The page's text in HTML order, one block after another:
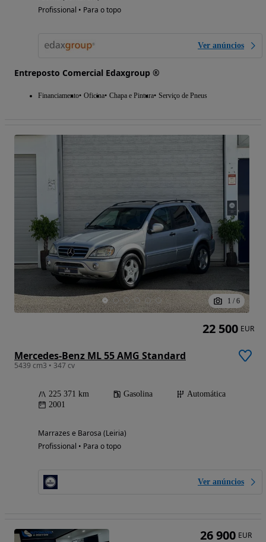
Profissional • Para o topo
Ver anúncios
Entreposto Comercial Edaxgroup ®
Financiamento Oficina Chapa e Pintura Serviço de Pneus
1 / 6
Mercedes-Benz ML 55 AMG Standard
5439 cm3 • 347 cv
225 371 km Gasolina
Automática
2001
Marrazes e Barosa (Leiria)
Profissional • Para o topo
Ver anúncios
22 500 EUR
26 900 EUR